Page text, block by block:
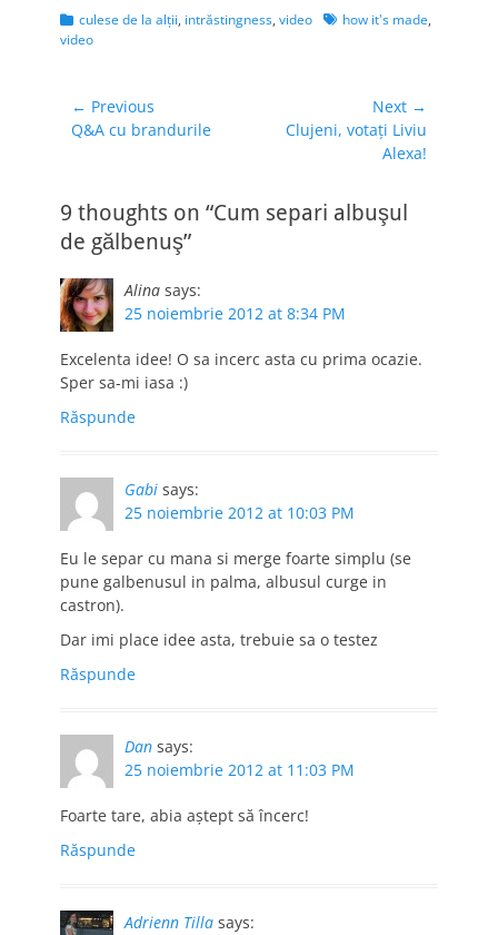
Atunci când Sebi mi-
a arătat niște
sunt filmați astfel
încât să pară în
miniatură, am
Categories
culese de la alţii, intrăstingness, video Tagshow it's made,
video
Navigare
în
← Previous
Previous
Q&A cu brandurile
Next →
Clujeni, votaţi Liviu
Alexa!
9 thoughts on “Cum separi albuşul
de gălbenuş”
Alina says:
25 noiembrie 2012 at 8:34 PM
Excelenta idee! O sa incerc asta cu prima ocazie.
Sper sa-mi iasa :)
Răspunde
Gabi says:
25 noiembrie 2012 at 10:03 PM
Eu le separ cu mana si merge foarte simplu (se
pune galbenusul in palma, albusul curge in
castron).
Dar imi place idee asta, trebuie sa o testez
Răspunde
Dan says:
25 noiembrie 2012 at 11:03 PM
Foarte tare, abia aștept să încerc!
Răspunde
Adrienn Tilla says: